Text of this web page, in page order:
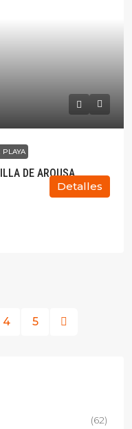
PLAYA
DE AROUSA.
Detalles
4 5
(62)